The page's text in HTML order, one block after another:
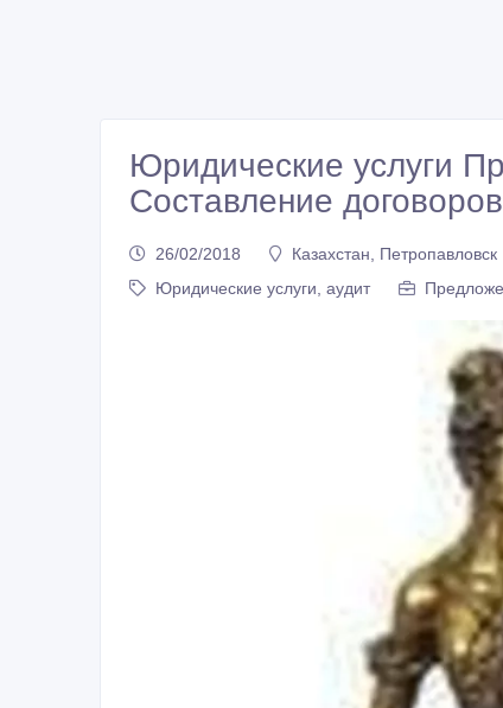
Юридические услуги
Составление
26/02/2018
Казахстан, Петропавловск
Юридические услуги, аудит